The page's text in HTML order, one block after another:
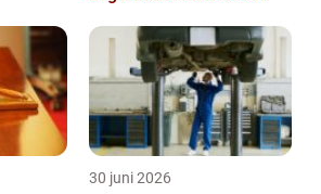
30 juni 2026